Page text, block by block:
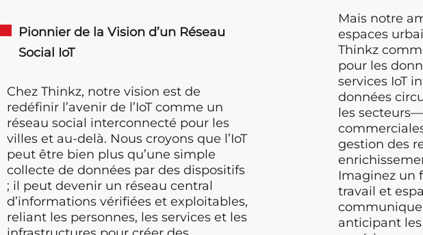
Pionnier de la Vision d’un Réseau
Social IoT
Chez Thinkz, notre vision est de
redéfinir l’avenir de l’IoT comme un
réseau social interconnecté pour les
villes et au-delà. Nous croyons que l’IoT
peut être bien plus qu’une simple
collecte de données par des dispositifs
; il peut devenir un réseau central
d’informations vérifiées et exploitables,
reliant les personnes, les services et les
Mais notre
espaces
Thinkz
pour les
services IoT
données
les
gestion des
Imaginez un
travail et
anticipant